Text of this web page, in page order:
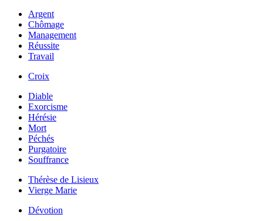
Argent
Chômage
Management
Réussite
Travail
Croix
Diable
Exorcisme
Hérésie
Mort
Péchés
Purgatoire
Souffrance
Thérèse de Lisieux
Vierge Marie
Dévotion